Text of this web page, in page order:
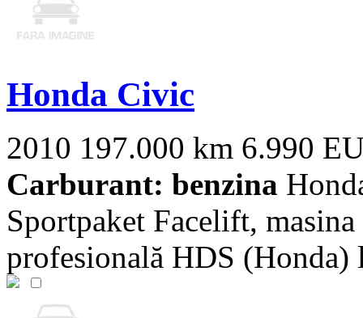
Honda Civic
2010 197.000 km 6.990
Carburant: benzina
Sportpaket Facelift,
profesională HDS